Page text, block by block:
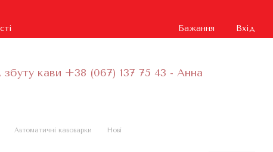
Бажання Вхід
збуту кави +38 (067) 137 75 43 - Анна
Автоматичні кавоварки
Нові